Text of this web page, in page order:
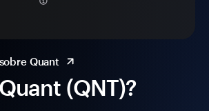
(QNT)?
Quant